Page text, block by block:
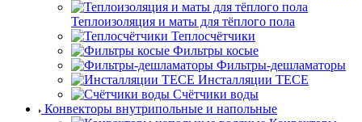
Теплоизоляция и маты для тёплого пола
Теплосчётчики
Фильтры косые
Фильтры-дешламаторы
Инсталляции TECE
Счётчики воды
Конвекторы внутрипольные и напольные